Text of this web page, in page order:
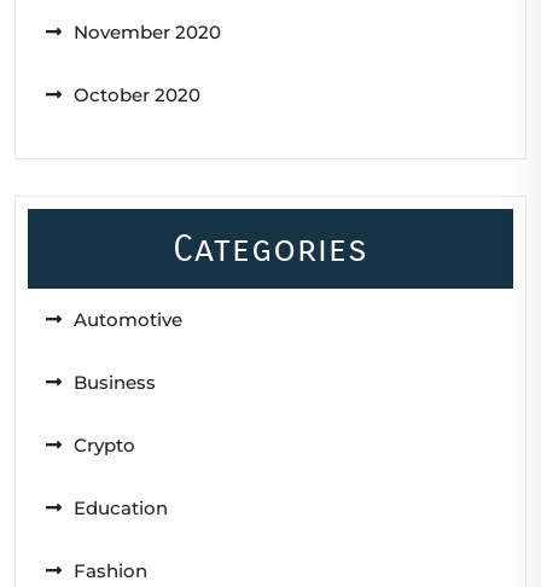
November 2020
October 2020
Categories
Automotive
Business
Crypto
Education
Fashion